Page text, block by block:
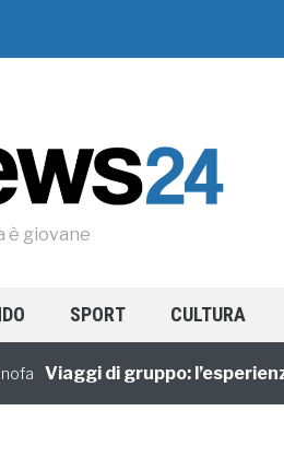
è giovane
SPORT CULTURA
di gruppo: l’esperienza